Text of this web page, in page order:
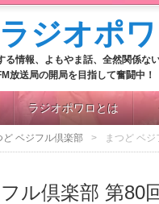
る情報、よもやま話、全然関係な
放送局の開局を目指して奮闘中！
ラジオポワロとは
ど ベジフル倶楽部 まつど ベ
ル倶楽部 第80